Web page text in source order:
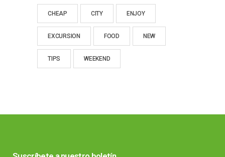
CHEAP CITY ENJOY
EXCURSION FOOD NEW
TIPS WEEKEND